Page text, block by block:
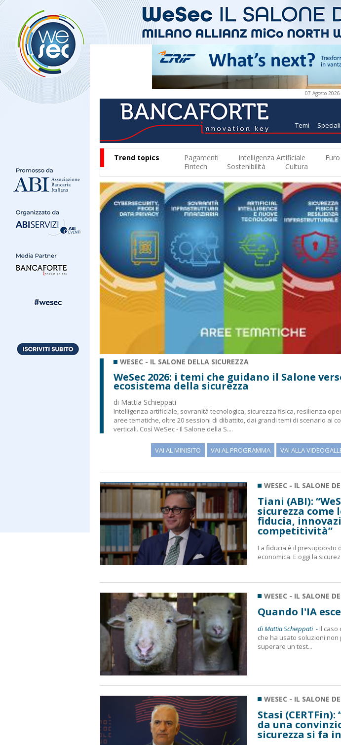
07 Agosto
Temi
Trend topics Pagamenti Intelligenza Artificiale
Fintech
Sostenibilità Cultura
WESEC - IL SALONE DELLA SICUREZZA
WeSec 2026: i temi che guidano il Salone
ecosistema della sicurezza
di Mattia Schieppati
Intelligenza artificiale, sovranità tecnologica, sicurezza fisica, resilienza
aree tematiche, oltre 20 sessioni di dibattito, dai grandi temi di scenario ai
verticali. Così WeSec - Il Salone della S....
VAI AL MINISITO VAI AL PROGRAMMA VAI ALLA
WESEC - IL SALONE
Tiani (ABI):
sicurezza come
fiducia,
competitività”
La fiducia è il presupposto
economica. E oggi la
WESEC - IL SALONE
Quando l'IA
di Mattia Schieppati - Il caso
che ha usato soluzioni
superare un test...
WESEC - IL SALONE
Stasi (CERTFin):
da una
sicurezza si fa